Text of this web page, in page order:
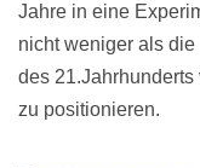
Jahre in eine
nicht weniger als
des
zu positionieren.